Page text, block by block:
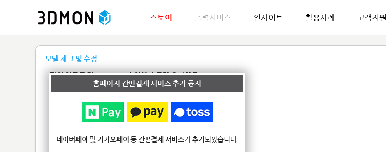
스토어 출력서비스 인사이트 활용사례 고객지원
모델 체크 및 수정
파일 업로드 전 netfabb를 이용한 모델 오류체크
netfabb를 이용한 간단한 두께 확인 방법
netfabb를 이용한 모델 오류수정
MeshLab을 이용하여 STL 파일용량 줄이기
Meshmixer를 이용하여 속비우기
홈페이지 간편결제 서비스 추가 공지
네이버페이 및 카카오페이 등간편결제 서비스가추가되었습니다.